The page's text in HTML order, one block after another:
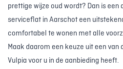
prettige wijze oud wordt? Dan is
serviceflat in Aarschot een
comfortabel te wonen met alle
Maak daarom een keuze uit een
Vulpia voor u in de aanbieding heeft.